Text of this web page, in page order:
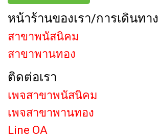
หน้าร้านของเรา/การเดินทาง
สาขาพนัสนิคม
สาขาพานทอง
ติดต่อเรา
เพจสาขาพนัสนิคม
เพจสาขาพานทอง
Line OA